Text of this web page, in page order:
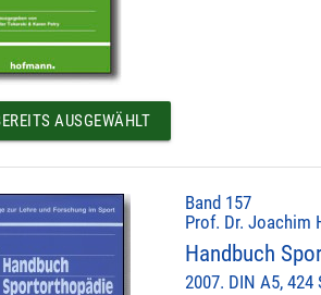
AUSGEWÄHLT
Band 157
Prof. Dr. Joachim
Handbuch
2007. DIN A5, 424